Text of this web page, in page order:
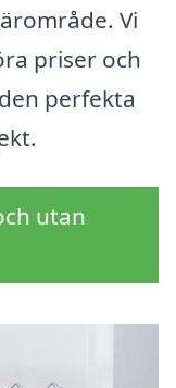
Vi
priser och
perfekta
utan